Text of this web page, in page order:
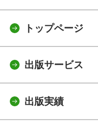
トップページ
出版サービス
出版実績